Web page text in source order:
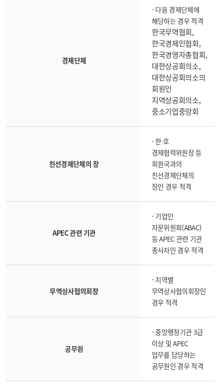
경제단체
- 다음 경제단체에
해당하는 경우 적격
한국무역협회,
한국경제인협회,
한국경영자총협회,
대한상공회의소,
대한상공회의소의
회원인
지역상공회의소,
중소기업중앙회
친선경제단체의 장
- 한·호
경제협력위원장 등
회원국과의
친선경제단체의
장인 경우 적격
APEC 관련 기관
- 기업인
자문위원회(ABAC)
등 APEC 관련 기관
종사자인 경우 적격
무역상사협의회장
- 지역별
무역상사협의회장인
경우 적격
공무원
- 중앙행정기관 3급
이상 및 APEC
업무를 담당하는
공무원인 경우 적격